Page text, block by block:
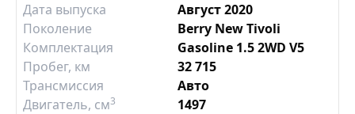
Дата выпуска
Август 2020
Поколение
Berry New Tivoli
Комплектация
Gasoline 1.5 2WD V5
Пробег, км
32 715
Трансмиссия
Авто
Двигатель, см3
1497